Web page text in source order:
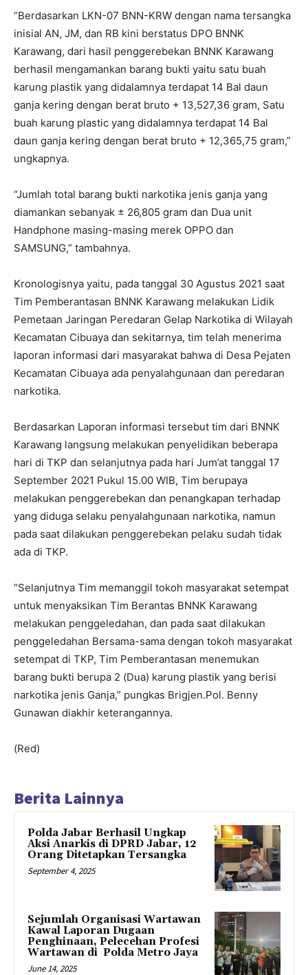
“Berdasarkan LKN-07 BNN-KRW dengan nama tersangka
inisial AN, JM, dan RB kini berstatus DPO BNNK
Karawang, dari hasil penggerebekan BNNK Karawang
berhasil mengamankan barang bukti yaitu satu buah
karung plastik yang didalamnya terdapat 14 Bal daun
ganja kering dengan berat bruto + 13,527,36 gram, Satu
buah karung plastic yang didalamnya terdapat 14 Bal
daun ganja kering dengan berat bruto + 12,365,75 gram,”
ungkapnya.
“Jumlah total barang bukti narkotika jenis ganja yang
diamankan sebanyak ± 26,805 gram dan Dua unit
Handphone masing-masing merek OPPO dan
SAMSUNG,” tambahnya.
Kronologisnya yaitu, pada tanggal 30 Agustus 2021 saat
Tim Pemberantasan BNNK Karawang melakukan Lidik
Pemetaan Jaringan Peredaran Gelap Narkotika di Wilayah
Kecamatan Cibuaya dan sekitarnya, tim telah menerima
laporan informasi dari masyarakat bahwa di Desa Pejaten
Kecamatan Cibuaya ada penyalahgunaan dan peredaran
narkotika.
Berdasarkan Laporan informasi tersebut tim dari BNNK
Karawang langsung melakukan penyelidikan beberapa
hari di TKP dan selanjutnya pada hari Jum’at tanggal 17
September 2021 Pukul 15.00 WIB, Tim berupaya
melakukan penggerebekan dan penangkapan terhadap
yang diduga selaku penyalahgunaan narkotika, namun
pada saat dilakukan penggerebekan pelaku sudah tidak
ada di TKP.
“Selanjutnya Tim memanggil tokoh masyarakat setempat
untuk menyaksikan Tim Berantas BNNK Karawang
melakukan penggeledahan, dan pada saat dilakukan
penggeledahan Bersama-sama dengan tokoh masyarakat
setempat di TKP, Tim Pemberantasan menemukan
barang bukti berupa 2 (Dua) karung plastik yang berisi
narkotika jenis Ganja,” pungkas Brigjen.Pol. Benny
Gunawan diakhir keterangannya.
(Red)
Berita Lainnya
Polda Jabar Berhasil Ungkap
Aksi Anarkis di DPRD Jabar, 12
Orang Ditetapkan Tersangka
September 4, 2025
Sejumlah Organisasi Wartawan
Kawal Laporan Dugaan
Penghinaan, Pelecehan Profesi
Wartawan di Polda Metro Jaya
June 14, 2025